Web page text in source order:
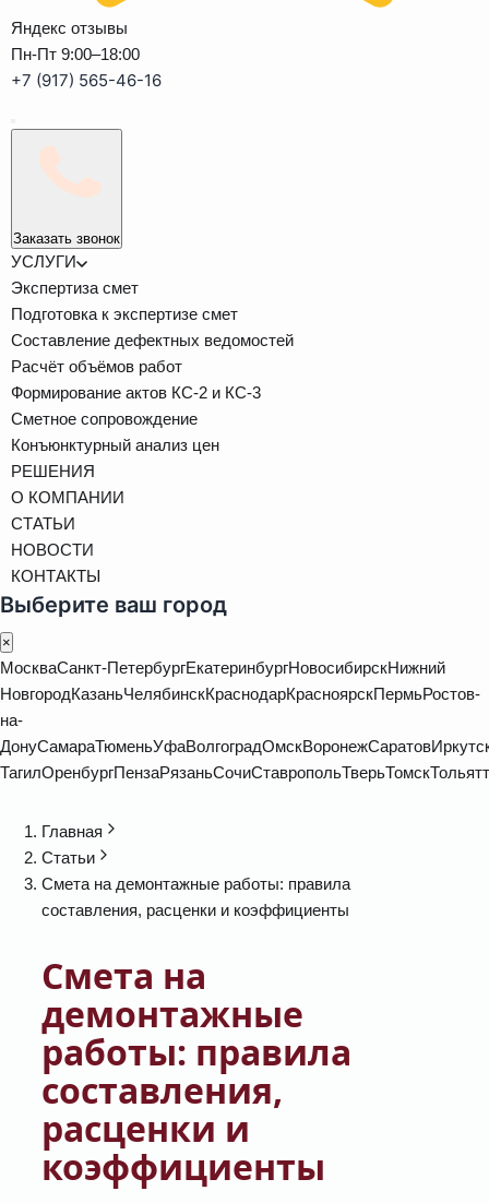
Яндекс отзывы
Пн-Пт 9:00–18:00
+7 (917) 565-46-16
Заказать звонок
УСЛУГИ
Экспертиза смет
Подготовка к экспертизе смет
Составление дефектных ведомостей
Расчёт объёмов работ
Формирование актов КС-2 и КС-3
Сметное сопровождение
Конъюнктурный анализ цен
РЕШЕНИЯ
О КОМПАНИИ
СТАТЬИ
НОВОСТИ
КОНТАКТЫ
Выберите ваш город
×
МоскваСанкт-ПетербургЕкатеринбургНовосибирскНижний
НовгородКазаньЧелябинскКраснодарКрасноярскПермьРостов-
на-
ДонуСамараТюменьУфаВолгоградОмскВоронежСаратов
ТагилОренбургПензаРязаньСочиСтавропольТверьТомск
Главная
Статьи
Смета на демонтажные работы: правила
составления, расценки и коэффициенты
Смета на
демонтажные
работы: правила
составления,
расценки и
коэффициенты